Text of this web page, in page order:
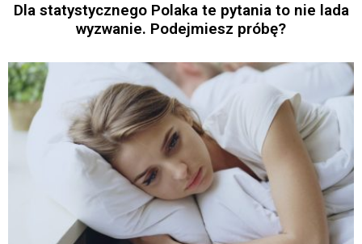
Dla statystycznego Polaka te pytania to nie lada
wyzwanie. Podejmiesz próbę?